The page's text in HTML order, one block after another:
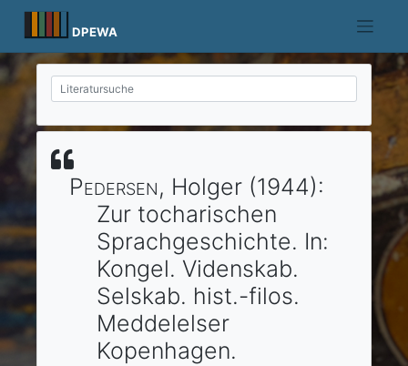
content
DPEWA
Pedersen, Holger (1944):
Zur tocharischen
Sprachgeschichte. In:
Kongel. Videnskab.
Selskab. hist.-filos.
Meddelelser
Kopenhagen.